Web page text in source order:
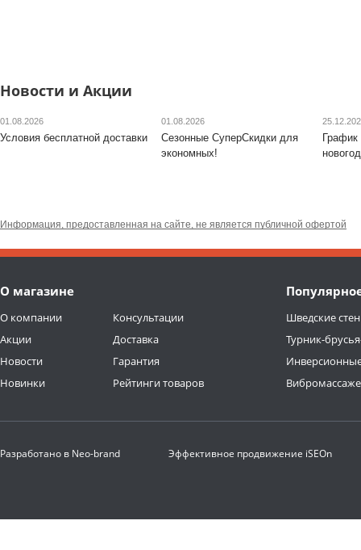
Новости и Акции
01.08.2026
Условия бесплатной доставки
01.08.2026
Сезонные СуперСкидки для
экономных!
График
Информация, предоставленная на сайте, не является публичной офертой
О магазине
О компании
Акции
Новости
Новинки
Консультации
Доставка
Гарантия
Рейтинги товаров
Шведские
Турник-
Разработано в Neo-brand Эффективное продвижение iSEOn